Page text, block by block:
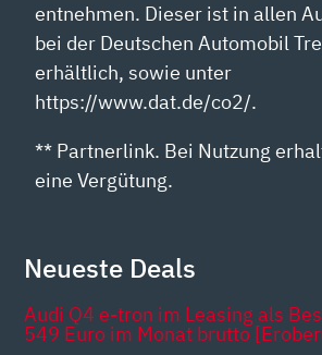
entnehmen. Dieser ist in allen
bei der Deutschen Automobil
erhältlich, sowie unter
https://www.dat.de/co2/.
** Partnerlink. Bei Nutzung
eine Vergütung.
Neueste Deals
Audi Q4 e-tron im Leasing als
549 Euro im Monat brutto